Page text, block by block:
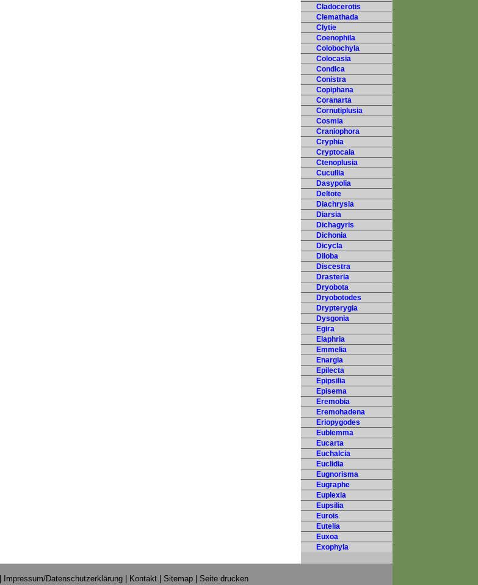
Cladocerotis
Clemathada
Clytie
Coenophila
Colobochyla
Colocasia
Condica
Conistra
Copiphana
Coranarta
Cornutiplusia
Cosmia
Craniophora
Cryphia
Cryptocala
Ctenoplusia
Cucullia
Dasypolia
Deltote
Diachrysia
Diarsia
Dichagyris
Dichonia
Dicycla
Diloba
Discestra
Drasteria
Dryobota
Dryobotodes
Drypterygia
Dysgonia
Egira
Elaphria
Emmelia
Enargia
Epilecta
Epipsilia
Episema
Eremobia
Eremohadena
Eriopygodes
Eublemma
Eucarta
Euchalcia
Euclidia
Eugnorisma
Eugraphe
Euplexia
Eupsilia
Eurois
Eutelia
Euxoa
Exophyla
Impressum/Datenschutzerklärung Kontakt Sitemap Seite drucken